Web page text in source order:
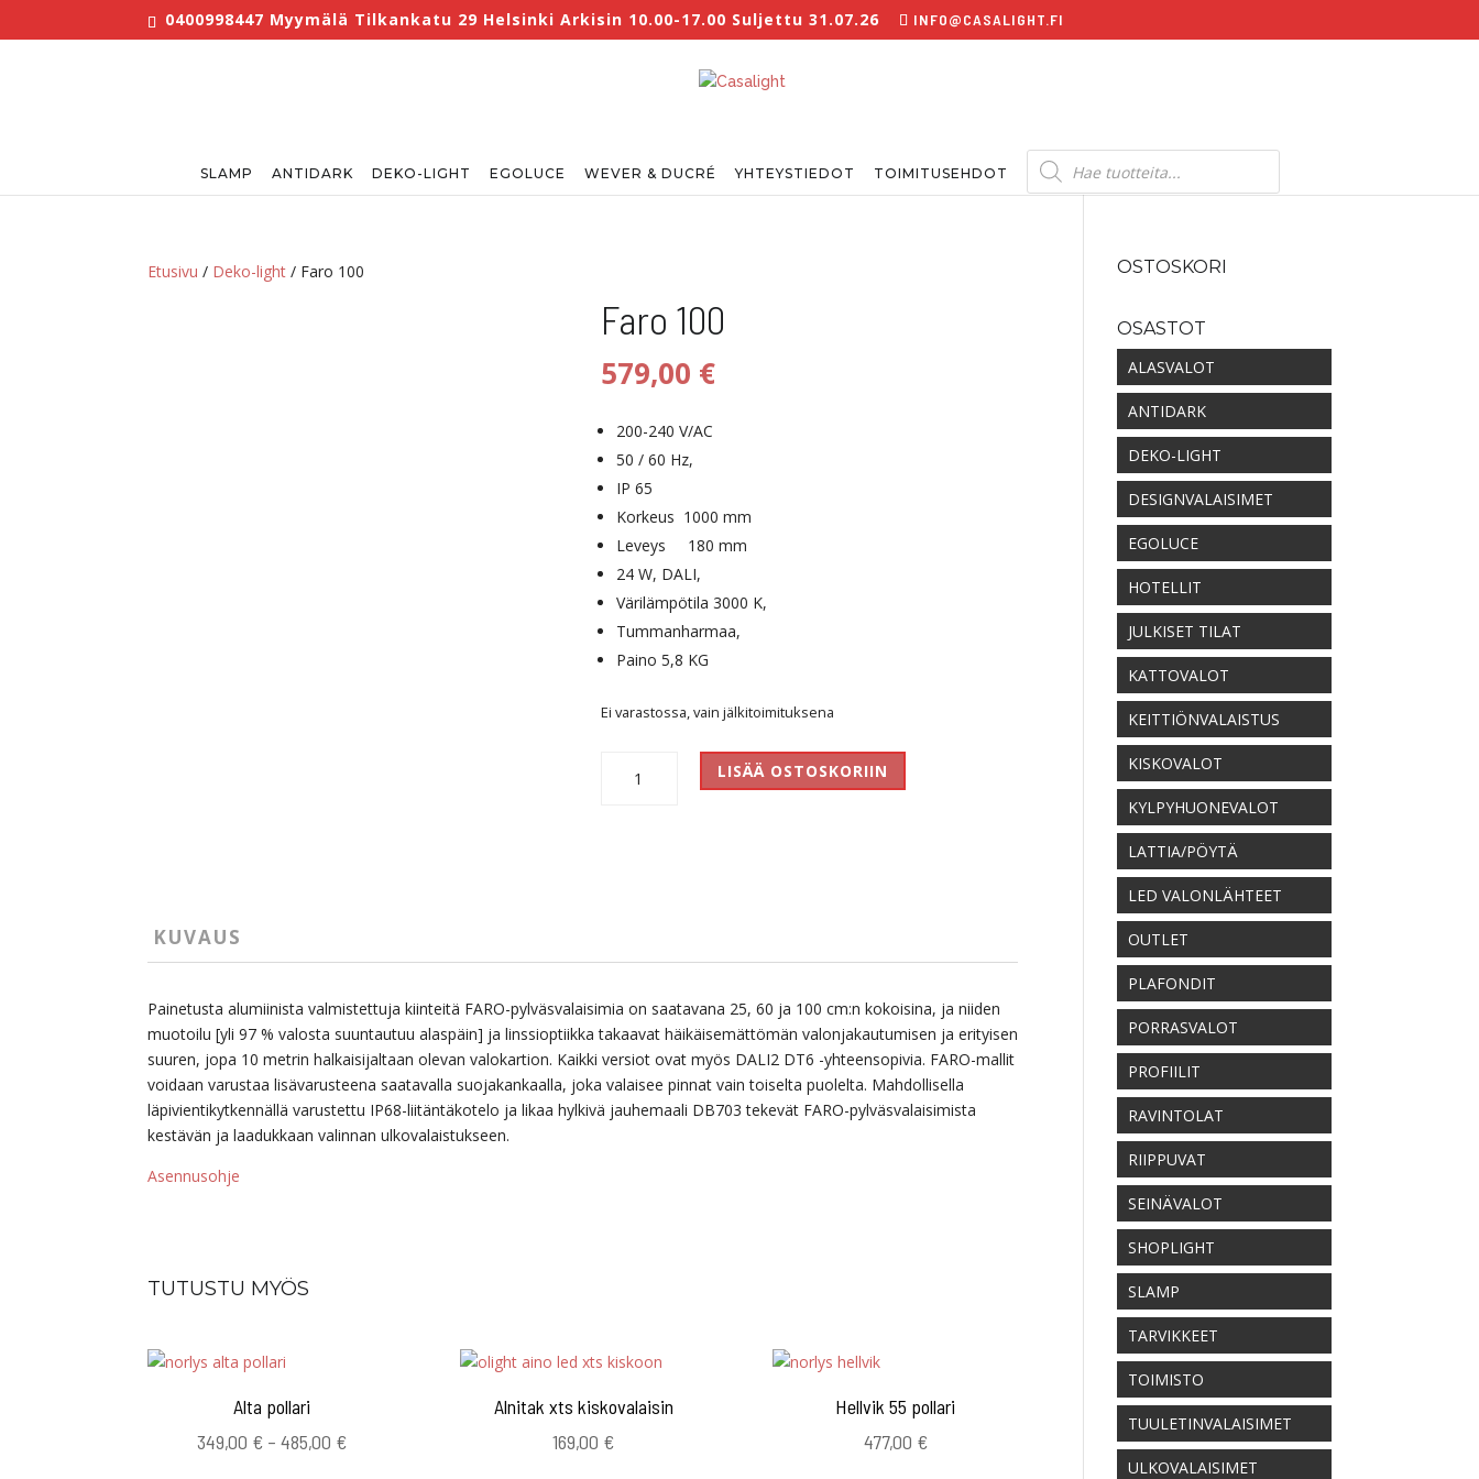
0400998447 Myymälä Tilkankatu 29 Helsinki Arkisin 10.00-17.00 Suljettu 31.07.26 INFO@CASALIGHT.FI
SLAMP ANTIDARK DEKO-LIGHT EGOLUCE WEVER & DUCRÉ YHTEYSTIEDOT TOIMITUSEHDOT
Products
search
Etusivu / Deko-light / Faro 100
Faro 100
579,00 €
200-240 V/AC
50 / 60 Hz,
IP 65
Korkeus 1000 mm
Leveys 180 mm
24 W, DALI,
Värilämpötila 3000 K,
Tummanharmaa,
Paino 5,8 KG
Ei varastossa, vain jälkitoimituksena
LISÄÄ OSTOSKORIIN
KUVAUS
Painetusta alumiinista valmistettuja kiinteitä FARO-pylväsvalaisimia on saatavana 25, 60 ja 100 cm:n kokoisina, ja niiden
muotoilu [yli 97 % valosta suuntautuu alaspäin] ja linssioptiikka takaavat häikäisemättömän valonjakautumisen ja erityisen
suuren, jopa 10 metrin halkaisijaltaan olevan valokartion. Kaikki versiot ovat myös DALI2 DT6 -yhteensopivia. FARO-mallit
voidaan varustaa lisävarusteena saatavalla suojakankaalla, joka valaisee pinnat vain toiselta puolelta. Mahdollisella
läpivientikytkennällä varustettu IP68-liitäntäkotelo ja likaa hylkivä jauhemaali DB703 tekevät FARO-pylväsvalaisimista
kestävän ja laadukkaan valinnan ulkovalaistukseen.
Asennusohje
TUTUSTU MYÖS
Alta pollari
349,00 € – 485,00 €Hintaluokka:
Alnitak xts kiskovalaisin
169,00 €
Hellvik 55 pollari
477,00 €
OSTOSKORI
OSASTOT
ALASVALOT
ANTIDARK
DEKO-LIGHT
DESIGNVALAISIMET
EGOLUCE
HOTELLIT
JULKISET TILAT
KATTOVALOT
KEITTIÖNVALAISTUS
KISKOVALOT
KYLPYHUONEVALOT
LATTIA/PÖYTÄ
LED VALONLÄHTEET
OUTLET
PLAFONDIT
PORRASVALOT
PROFIILIT
RAVINTOLAT
RIIPPUVAT
SEINÄVALOT
SHOPLIGHT
SLAMP
TARVIKKEET
TOIMISTO
TUULETINVALAISIMET
ULKOVALAISIMET